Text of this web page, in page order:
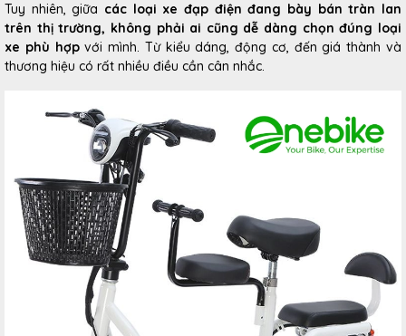
Tuy nhiên, giữa các loại xe đạp điện đang bày bán tràn lan
trên thị trường, không phải ai cũng dễ dàng chọn đúng loại
xe phù hợpvới mình. Từ kiểu dáng, động cơ, đến giá thành và
thương hiệu có rất nhiều điều cần cân nhắc.